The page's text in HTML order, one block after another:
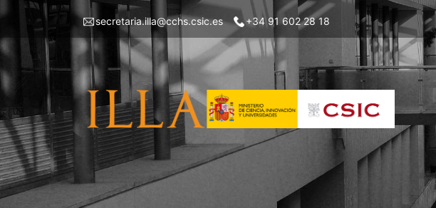
main
content
Menu
left
ILLA
secretaria.illa@cchs.csic.es +34 91 602 28 18